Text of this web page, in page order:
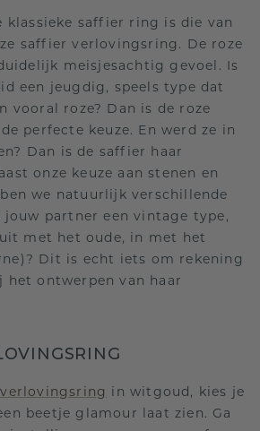
klassieke saffier ring is die van
saffier verlovingsring. De roze
meisjesachtig gevoel. Is
een jeugdig, speels type dat
vooral roze? Dan is de roze
perfecte keuze. En werd ze in
Dan is de saffier haar
onze keuze aan stenen en
we natuurlijk verschillende
partner een vintage type,
met het oude, in met het
Dit is echt iets om rekening
het ontwerpen van haar
in witgoud, kies je
beetje glamour laat zien. Ga